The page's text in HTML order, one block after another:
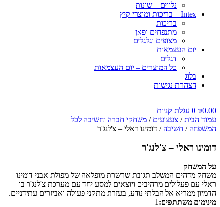
נלווים – שונות
Intex – בריכות ומוצרי קיץ
בריכות
מתנפחים ופאן
מצופים וגלגלים
יום העצמאות
דגלים
כל המוצרים – יום העצמאות
בלוג
הצהרת נגישות
₪0.00
0 עגלת קניות
עמוד הבית/ צעצועים / משחקי חברה וחשיבה לכל
המשפחה/ חשיבה/ דומינו ראלי – צ'לנג'ר
דומינו ראלי – צ'לנג'ר
על המשחק
משחק מדהים המשלב תגובת שרשרת מופלאה של מפולת אבני דומינו
ראלי עם פעלולים מרהיבים ויוצאים למסע יחד עם מערכת צ'לנג'ר בו
הדמיון ממריא אל הבלתי נודע, בעזרת מתקני פעולה ואביזרים עתידניים.
מינימום משתתפים:1